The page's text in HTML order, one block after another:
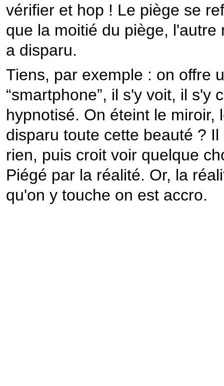
vérifier et hop ! Le piège se
que la moitié du piège,
a disparu.
Tiens, par exemple : on offre
“smartphone”, il s'y voit, il s'y
hypnotisé. On éteint le
disparu toute cette beauté ?
rien, puis croit voir quelque
Piégé par la réalité. Or, la
qu'on y touche on est accro.